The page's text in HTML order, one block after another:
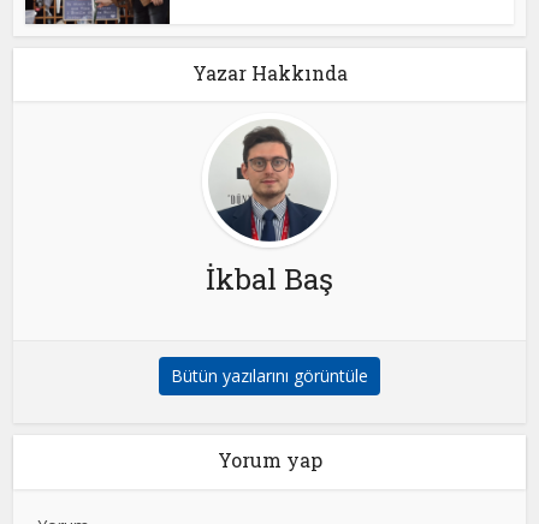
Yazar Hakkında
İkbal Baş
Bütün yazılarını görüntüle
Yorum yap